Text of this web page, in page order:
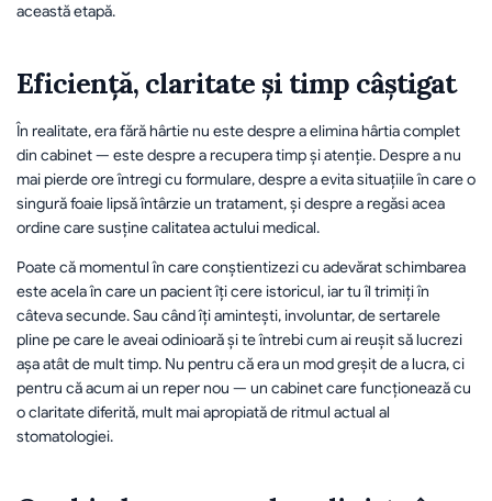
această etapă.
Eficiență, claritate și timp câștigat
În realitate, era fără hârtie nu este despre a elimina hârtia complet
din cabinet — este despre a recupera timp și atenție. Despre a nu
mai pierde ore întregi cu formulare, despre a evita situațiile în care o
singură foaie lipsă întârzie un tratament, și despre a regăsi acea
ordine care susține calitatea actului medical.
Poate că momentul în care conștientizezi cu adevărat schimbarea
este acela în care un pacient îți cere istoricul, iar tu îl trimiți în
câteva secunde. Sau când îți amintești, involuntar, de sertarele
pline pe care le aveai odinioară și te întrebi cum ai reușit să lucrezi
așa atât de mult timp. Nu pentru că era un mod greșit de a lucra, ci
pentru că acum ai un reper nou — un cabinet care funcționează cu
o claritate diferită, mult mai apropiată de ritmul actual al
stomatologiei.